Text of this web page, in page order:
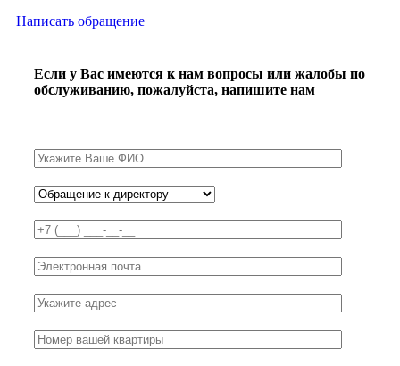
Написать обращение
Если у Вас имеются к нам вопросы или жалобы по
обслуживанию, пожалуйста, напишите нам